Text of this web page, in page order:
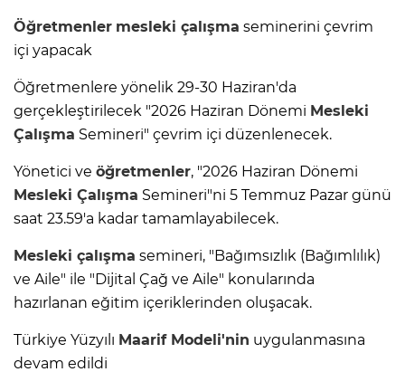
Öğretmenler mesleki çalışma seminerini çevrim
içi yapacak
Öğretmenlere yönelik 29-30 Haziran'da
gerçekleştirilecek "2026 Haziran Dönemi Mesleki
Çalışma Semineri" çevrim içi düzenlenecek.
Yönetici ve öğretmenler, "2026 Haziran Dönemi
Mesleki Çalışma Semineri"ni 5 Temmuz Pazar günü
saat 23.59'a kadar tamamlayabilecek.
Mesleki çalışma semineri, "Bağımsızlık (Bağımlılık)
ve Aile" ile "Dijital Çağ ve Aile" konularında
hazırlanan eğitim içeriklerinden oluşacak.
Türkiye Yüzyılı Maarif Modeli'nin uygulanmasına
devam edildi